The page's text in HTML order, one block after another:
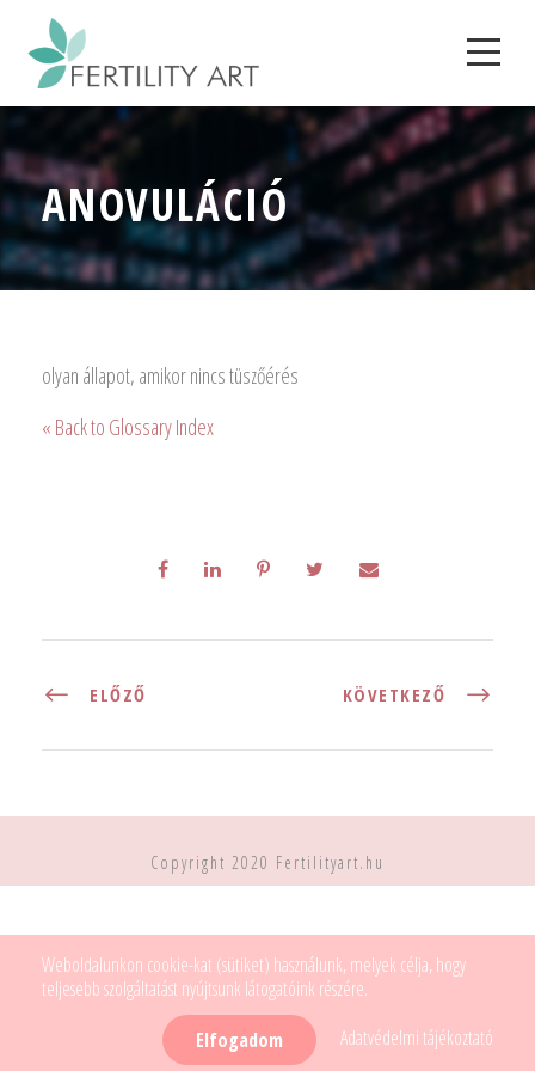
ANOVULÁCIÓ
olyan állapot, amikor nincs tüszőérés
« Back to Glossary Index
ELŐZŐ KÖVETKEZŐ
Copyright 2020 Fertilityart.hu
Weboldalunkon cookie-kat (sütiket) használunk, melyek célja, hogy
teljesebb szolgáltatást nyújtsunk látogatóink részére.
Elfogadom
Adatvédelmi tájékoztató